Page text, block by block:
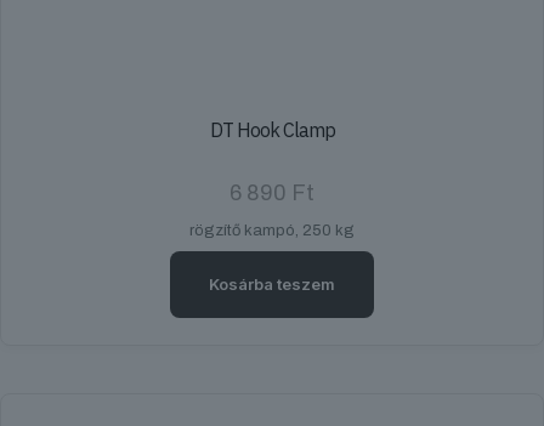
DT Hook Clamp
6 890 Ft
rögzítő kampó, 250 kg
Kosárba teszem